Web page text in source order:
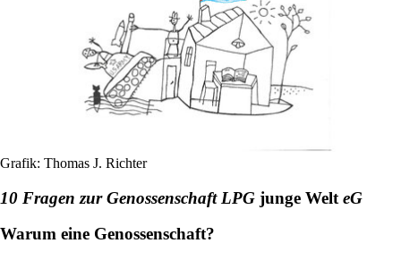
Grafik: Thomas J. Richter
10 Fragen zur Genossenschaft LPG junge Welt eG
Warum eine Genossenschaft?